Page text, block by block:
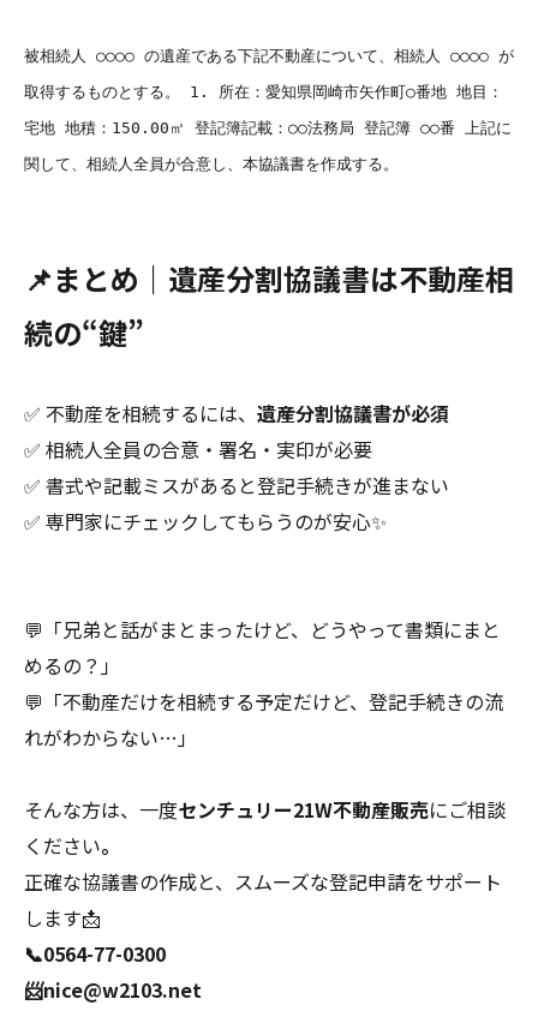
被相続人 ○○○○ の遺産である下記不動産について、相続人 ○○○○ が
取得するものとする。 1. 所在：愛知県岡崎市矢作町○番地 地目：
宅地 地積：150.00㎡ 登記簿記載：○○法務局 登記簿 ○○番 上記に
関して、相続人全員が合意し、本協議書を作成する。
📌まとめ｜遺産分割協議書は不動産相
続の“鍵”
✅ 不動産を相続するには、 遺産分割協議書が必須
✅ 相続人全員の合意・署名・実印が必要
✅ 書式や記載ミスがあると登記手続きが進まない
✅ 専門家にチェックしてもらうのが安心✨
💬「兄弟と話がまとまったけど、どうやって書類にまと
めるの？」
💬「不動産だけを相続する予定だけど、登記手続きの流
れがわからない…」
そんな方は、一度センチュリー21W不動産販売にご相談
ください。
正確な協議書の作成と、スムーズな登記申請をサポート
します📩
📞0564-77-0300
📨nice@w2103.net